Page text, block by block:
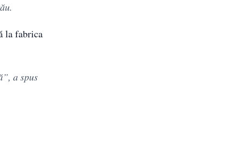
la fabrica
a spus